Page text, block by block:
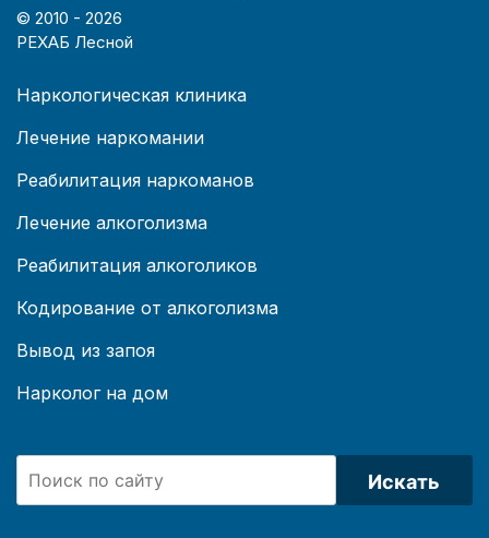
© 2010 - 2026
РЕХАБ Лесной
Наркологическая клиника
Лечение наркомании
Реабилитация наркоманов
Лечение алкоголизма
Реабилитация алкоголиков
Кодирование от алкоголизма
Вывод из запоя
Нарколог на дом
Искать